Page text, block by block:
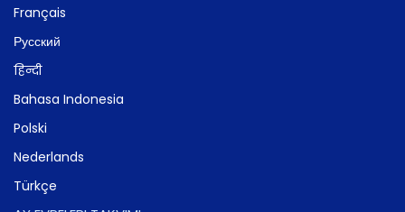
Français
Русский
हिन्दी
Bahasa Indonesia
Polski
Nederlands
Türkçe